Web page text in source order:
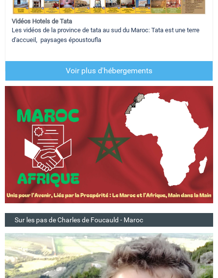
Vidéos Hotels de Tata
Les vidéos de la province de tata au sud du Maroc: Tata est une terre
d'accueil, paysages époustoufla
Voir plus d'hébergements
Sur les pas de Charles de Foucauld - Maroc